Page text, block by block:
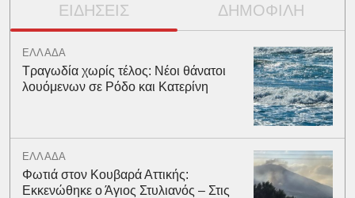
ΕΙΔΗΣΕΙΣ ΔΗΜΟΦΙΛΗ
ΕΛΛΑΔΑ
Τραγωδία χωρίς τέλος: Νέοι θάνατοι
λουόμενων σε Ρόδο και Κατερίνη
ΕΛΛΑΔΑ
Φωτιά στον Κουβαρά Αττικής:
Εκκενώθηκε ο Άγιος Στυλιανός – Στις